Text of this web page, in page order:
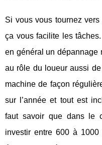
Si vous vous tournez
ça vous facilite les
en général un dépannage
au rôle du loueur aussi de
machine de façon
sur l’année et tout est
faut savoir que dans le
investir entre 600 à